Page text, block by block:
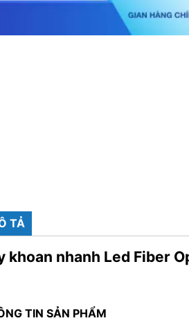
TẢ
khoan nhanh Led Fiber
TIN SẢN PHẨM